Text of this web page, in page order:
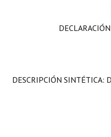
Concejales Mandato
Constitución Nacional
DESCRIPCIÓN SINTÉTICA: